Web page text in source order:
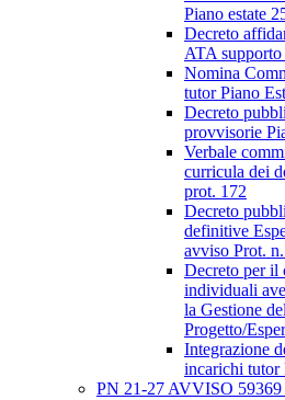
Piano estate
Decreto
ATA
Nomina
tutor Piano
Decreto
provvisorie
Verbale
curricula dei
prot. 172
Decreto
definitive
avviso Prot.
Decreto per il
individuali
la Gestione del
Progetto/
Integrazione
incarichi tutor
PN 21-27 AVVISO 59369